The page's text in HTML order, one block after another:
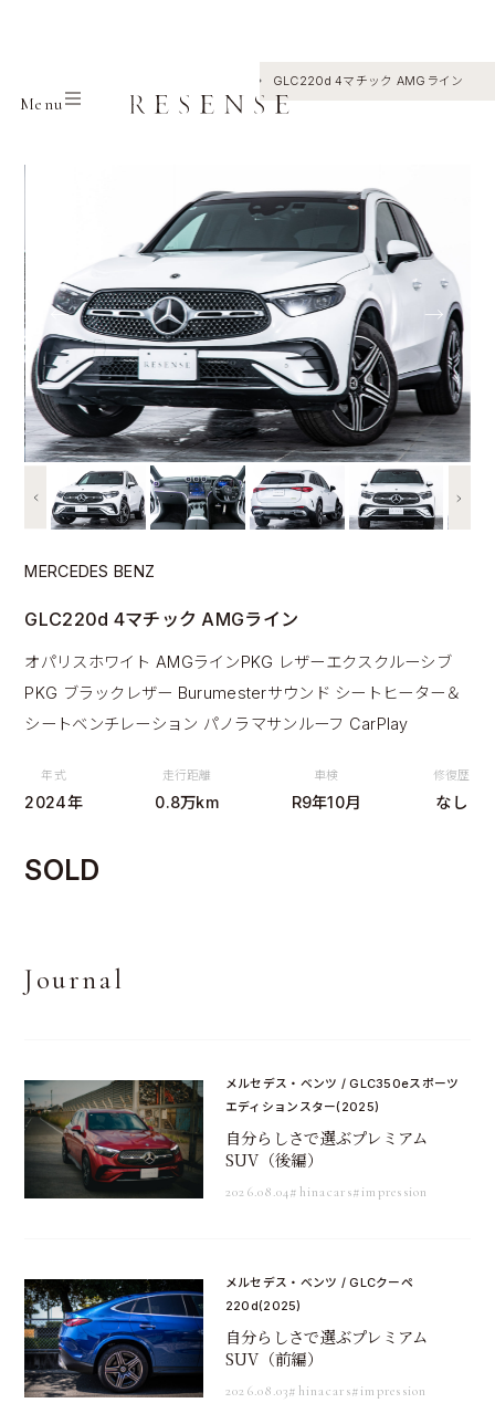
Menu
GLC220d 4マチック AMGライン
← →
MERCEDES BENZ
GLC220d 4マチック AMGライン
オパリスホワイト AMGラインPKG レザーエクスクルーシブ
PKG ブラックレザー Burumesterサウンド シートヒーター＆
シートベンチレーション パノラマサンルーフ CarPlay
年式
2024年
走行距離
0.8万km
車検
R9年10月
修復歴
なし
SOLD
Journal
メルセデス・ベンツ / GLC350eスポーツ
エディションスター(2025)
自分らしさで選ぶプレミアム
SUV（後編）
2026.08.04#hinacars#impression
メルセデス・ベンツ / GLCクーペ
220d(2025)
自分らしさで選ぶプレミアム
SUV（前編）
2026.08.03#hinacars#impression